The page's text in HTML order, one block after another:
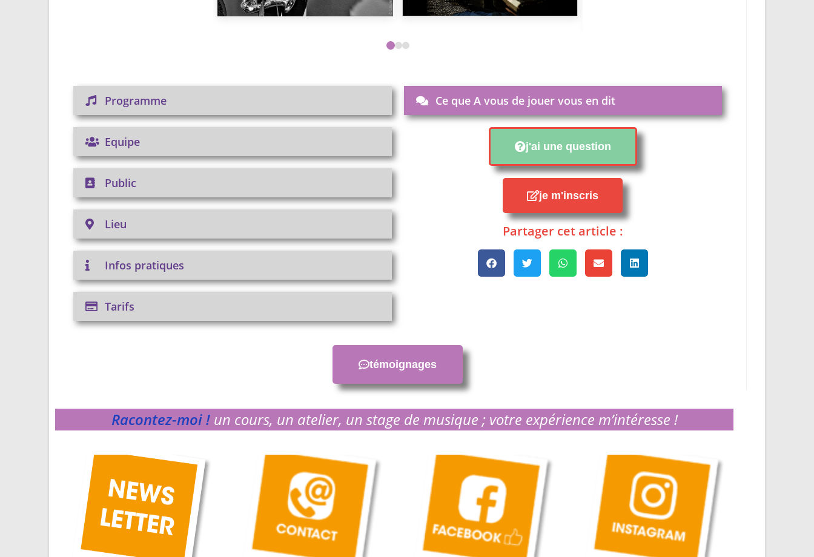
Programme
Equipe
Public
Lieu
Infos pratiques
Tarifs
Ce que A vous de jouer vous en dit
j'ai une question
je m'inscris
Partager cet article :
témoignages
Racontez-moi ! un cours, un atelier, un stage de musique ; votre expérience m’intéresse !